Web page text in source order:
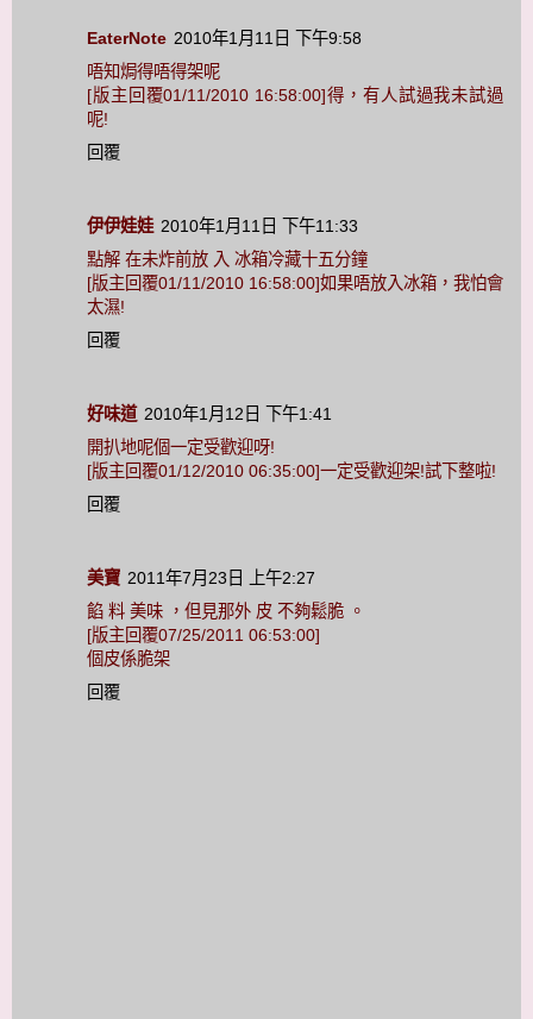
EaterNote 2010年1月11日 下午9:58
唔知焗得唔得架呢
[版主回覆01/11/2010 16:58:00]得，有人試過我未試過
呢!
回覆
伊伊娃娃 2010年1月11日 下午11:33
點解 在未炸前放 入 冰箱冷藏十五分鐘
[版主回覆01/11/2010 16:58:00]如果唔放入冰箱，我怕會
太濕!
回覆
好味道 2010年1月12日 下午1:41
開扒地呢個一定受歡迎呀!
[版主回覆01/12/2010 06:35:00]一定受歡迎架!試下整啦!
回覆
美寶 2011年7月23日 上午2:27
餡 料 美味 ，但見那外 皮 不夠鬆脆 。
[版主回覆07/25/2011 06:53:00]
個皮係脆架
回覆